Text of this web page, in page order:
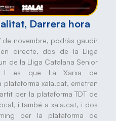
, Darrera hora
de novembre, podràs gaudir
directe, dos de la Lliga
de la Lliga Catalana Sènior
I es que La Xarxa de
xala.cat, emetran
per la plataforma TDT de
i també a xala.cat, i dos
per la plataforma de